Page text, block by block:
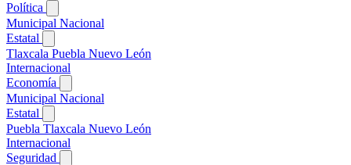
Política
Municipal Nacional
Estatal
Tlaxcala Puebla Nuevo León
Internacional
Economía
Municipal Nacional
Estatal
Puebla Tlaxcala Nuevo León
Internacional
Seguridad